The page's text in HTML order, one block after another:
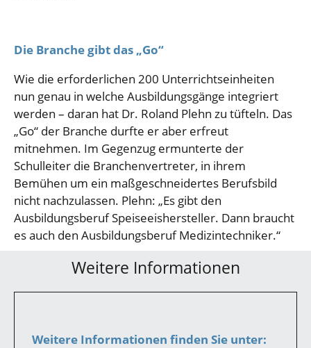
Die Branche gibt das „Go“
Wie die erforderlichen 200 Unterrichtseinheiten
nun genau in welche Ausbildungsgänge integriert
werden – daran hat Dr. Roland Plehn zu tüfteln. Das
„Go“ der Branche durfte er aber erfreut
mitnehmen. Im Gegenzug ermunterte der
Schulleiter die Branchenvertreter, in ihrem
Bemühen um ein maßgeschneidertes Berufsbild
nicht nachzulassen. Plehn: „Es gibt den
Ausbildungsberuf Speiseeishersteller. Dann braucht
es auch den Ausbildungsberuf Medizintechniker.“
Weitere Informationen
Weitere Informationen finden Sie unter: